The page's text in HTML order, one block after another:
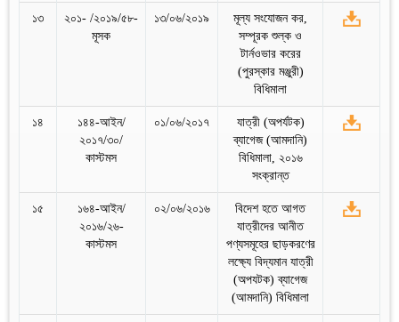
১৩
২০১- /২০১৯/৫৮-
মূসক
১৩/০৬/২০১৯
মূল্য সংযোজন কর,
সম্পূরক শুল্ক ও
টার্নওভার করের
(পুরস্কার মঞ্জুরী)
বিধিমালা
১৪
১৪৪-আইন/
২০১৭/৩০/
কাস্টমস
০১/০৬/২০১৭
যাত্রী (অপর্যটক)
ব্যাগেজ (আমদানি)
বিধিমালা, ২০১৬
সংক্রান্ত
১৫
১৬৪-আইন/
২০১৬/২৬-
কাস্টমস
০২/০৬/২০১৬
বিদেশ হতে আগত
যাত্রীদের আনীত
পণ্যসমূহের ছাড়করণের
লক্ষ্যে বিদ্যমান যাত্রী
(অপযটক) ব্যাগেজ
(আমদানি) বিধিমালা